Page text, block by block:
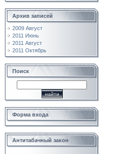
Архив записей
2009 Август
2011 Июнь
2011 Август
2011 Октябрь
Поиск
Форма входа
Антитабачный закон